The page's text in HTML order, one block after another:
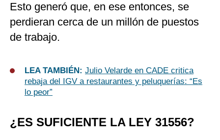
Esto generó que, en ese entonces, se
perdieran cerca de un millón de puestos
de trabajo.
LEA TAMBIÉN: Julio Velarde en CADE critica
rebaja del IGV a restaurantes y peluquerías: “Es
lo peor”
¿ES SUFICIENTE LA LEY 31556?